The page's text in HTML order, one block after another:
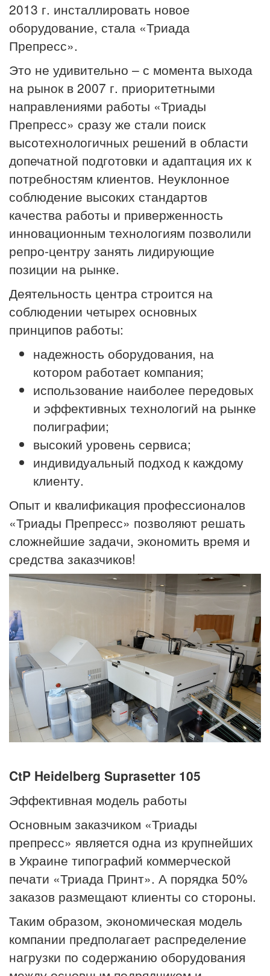
2013 г. инсталлировать новое
оборудование, стала «Триада
Препресс».
Это не удивительно – с момента выхода
на рынок в 2007 г. приоритетными
направлениями работы «Триады
Препресс» сразу же стали поиск
высотехнологичных решений в области
допечатной подготовки и адаптация их к
потребностям клиентов. Неуклонное
соблюдение высоких стандартов
качества работы и приверженность
инновационным технологиям позволили
репро-центру занять лидирующие
позиции на рынке.
Деятельность центра строится на
соблюдении четырех основных
принципов работы:
надежность оборудования, на
котором работает компания;
использование наиболее передовых
и эффективных технологий на рынке
полиграфии;
высокий уровень сервиса;
индивидуальный подход к каждому
клиенту.
Опыт и квалификация профессионалов
«Триады Препресс» позволяют решать
сложнейшие задачи, экономить время и
средства заказчиков!
CtP Heidelberg Suprasetter 105
Эффективная модель работы
Основным заказчиком «Триады
препресс» является одна из крупнейших
в Украине типографий коммерческой
печати «Триада Принт». А порядка 50%
заказов размещают клиенты со стороны.
Таким образом, экономическая модель
компании предполагает распределение
нагрузки по содержанию оборудования